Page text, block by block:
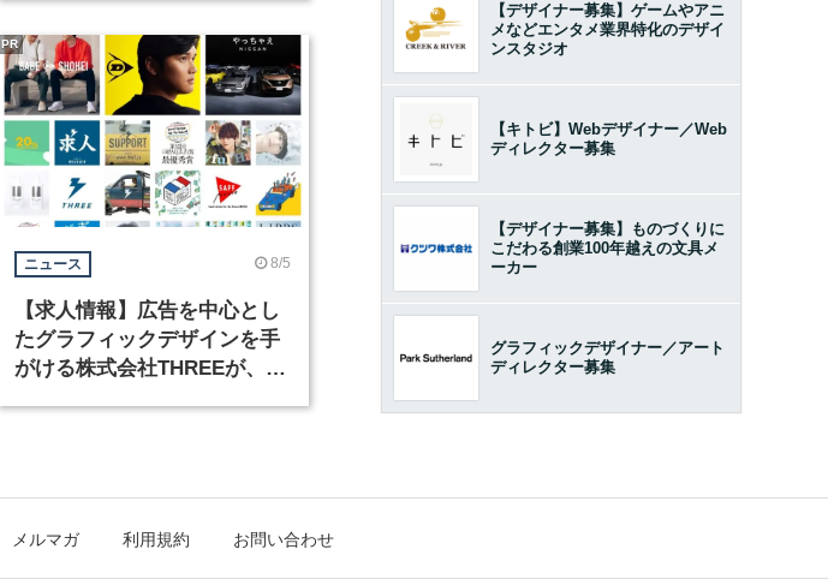
ニュース 8/5
【求人情報】広告を中心とし
たグラフィックデザインを手
がける株式会社THREEが、グ
PR
【デザイナー募集】ゲームやアニ
メなどエンタメ業界特化のデザイ
ンスタジオ
【キトビ】Webデザイナー／Web
ディレクター募集
【デザイナー募集】ものづくりに
こだわる創業100年越えの文具メ
ーカー
グラフィックデザイナー／アート
ディレクター募集
メルマガ 利用規約 お問い合わせ